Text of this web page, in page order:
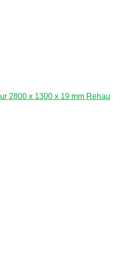
2800 x 1300 x 19 mm Rehau